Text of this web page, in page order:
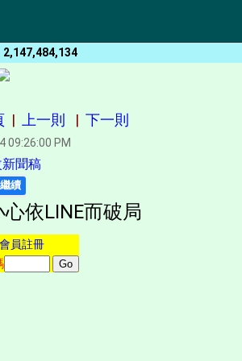
2,147,484,134
| 上一則 | 下一則
09:26:00 PM
聞稿
依LINE而破局
員註冊